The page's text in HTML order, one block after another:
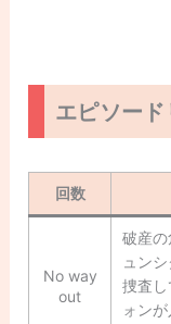
エピソード
回数
No way
out
破産の
ュン
捜査
ォン